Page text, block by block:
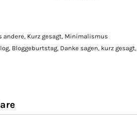
andere, Kurz gesagt, Minimalismus
, Bloggeburtstag, Danke sagen, kurz gesagt,